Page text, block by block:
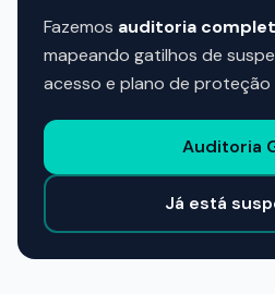
Fazemos auditoria
mapeando gatilhos de
acesso e plano de proteção
Auditoria
Já está